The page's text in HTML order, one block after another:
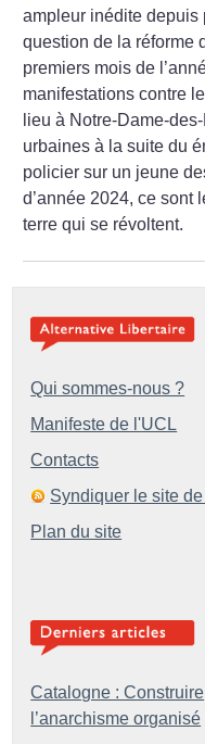
ampleur inédite depuis
question de la réforme
premiers mois de
manifestations contre
lieu à Notre-Dame-
urbaines à la suite du
policier sur un jeune
d’année 2024, ce sont
terre qui se révoltent.
Qui sommes-nous ?
Manifeste de l'UCL
Contacts
Syndiquer le site
Plan du site
Catalogne : Construire
l’anarchisme organisé